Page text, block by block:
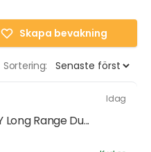
Skapa bevakning
Sortering:
Idag
Long Range Du...